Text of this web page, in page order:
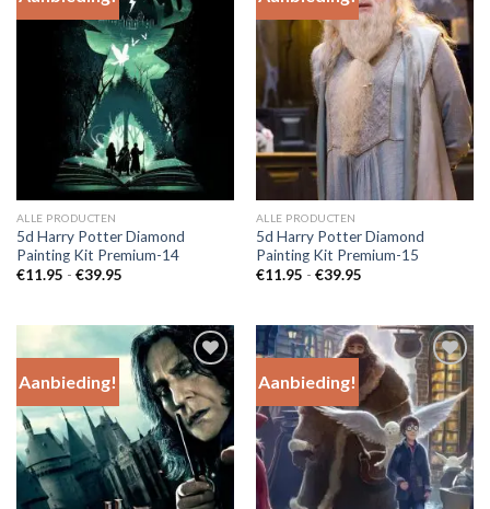
Wishlist
ALLE PRODUCTEN
5d Harry Potter Diamond
Painting Kit Premium-14
€11.95 - €39.95Prijsklasse:
Add to
Wishlist
ALLE PRODUCTEN
5d Harry Potter Diamond
Painting Kit Premium-15
€11.95 - €39.95Prijsklasse:
Aanbieding!
Add to
Wishlist
Aanbieding!
Add to
Wishlist